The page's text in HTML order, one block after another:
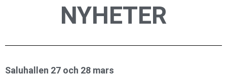
NYHETER
Saluhallen 27 och 28 mars